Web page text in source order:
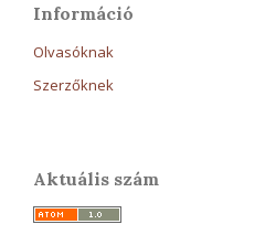
Információ
Olvasóknak
Szerzőknek
Aktuális szám